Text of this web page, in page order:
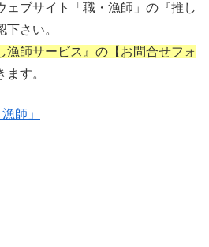
ェブサイト「職・漁師」の『推し
さい。
漁師サービス』の【お問合せフォ
ます。
師」